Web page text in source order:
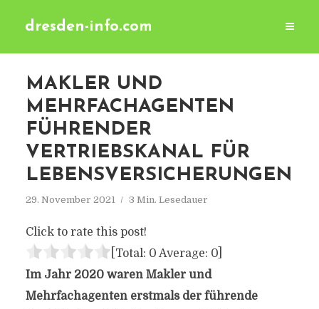
dresden-info.com
MAKLER UND
MEHRFACHAGENTEN
FÜHRENDER
VERTRIEBSKANAL FÜR
LEBENSVERSICHERUNGEN
29. November 2021 3 Min. Lesedauer
Click to rate this post!
[Total: 0 Average: 0]
Im Jahr 2020 waren Makler und
Mehrfachagenten erstmals der führende